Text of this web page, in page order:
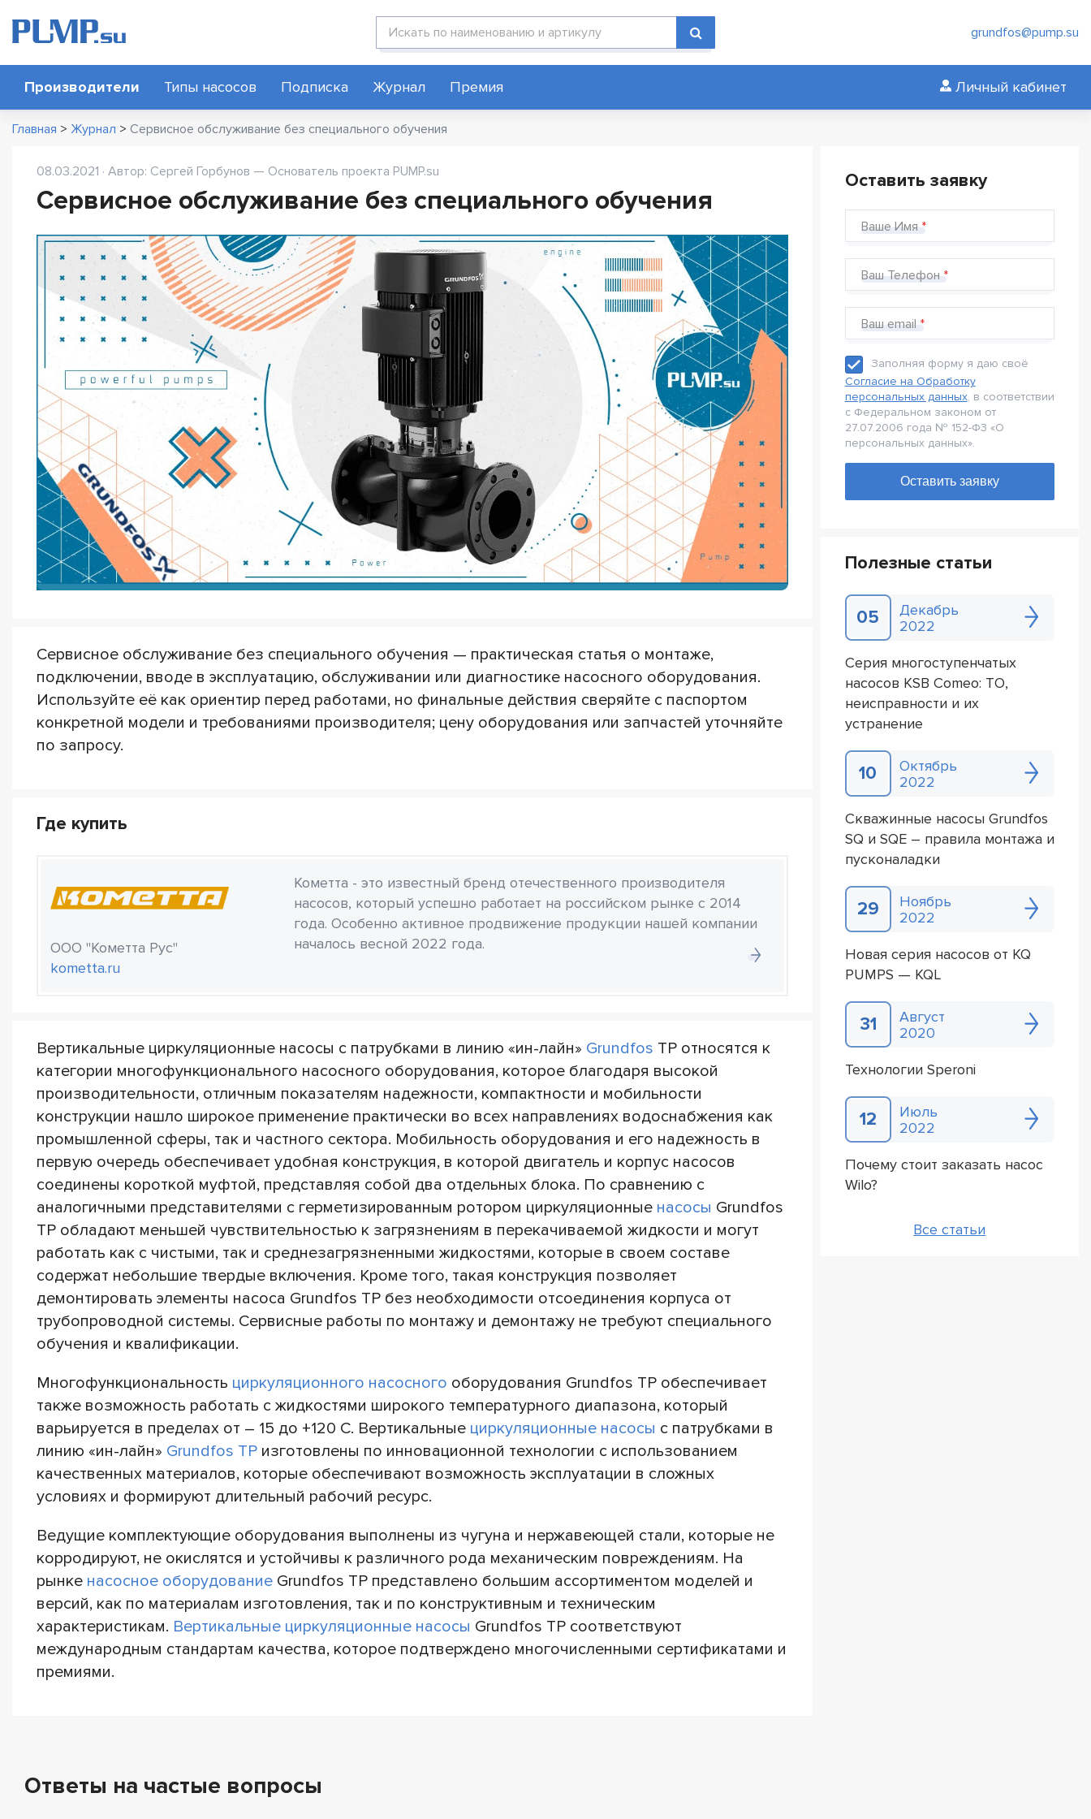
Поиск по каталогу grundfos@pump.su
Производители Типы насосов Подписка Журнал Премия Личный кабинет
Главная > Журнал > Сервисное обслуживание без специального обучения
08.03.2021 · Автор: Сергей Горбунов — Основатель проекта PUMP.su
Сервисное обслуживание без специального обучения
Сервисное обслуживание без специального обучения — практическая статья о монтаже,
подключении, вводе в эксплуатацию, обслуживании или диагностике насосного оборудования.
Используйте её как ориентир перед работами, но финальные действия сверяйте с паспортом
конкретной модели и требованиями производителя; цену оборудования или запчастей уточняйте
по запросу.
Где купить
ООО "Кометта Рус"
kometta.ru
Кометта - это известный бренд отечественного производителя
насосов, который успешно работает на российском рынке с 2014
года. Особенно активное продвижение продукции нашей компании
началось весной 2022 года.
Вертикальные циркуляционные насосы с патрубками в линию «ин-лайн» Grundfos TP относятся к
категории многофункционального насосного оборудования, которое благодаря высокой
производительности, отличным показателям надежности, компактности и мобильности
конструкции нашло широкое применение практически во всех направлениях водоснабжения как
промышленной сферы, так и частного сектора. Мобильность оборудования и его надежность в
первую очередь обеспечивает удобная конструкция, в которой двигатель и корпус насосов
соединены короткой муфтой, представляя собой два отдельных блока. По сравнению с
аналогичными представителями с герметизированным ротором циркуляционные насосы Grundfos
TP обладают меньшей чувствительностью к загрязнениям в перекачиваемой жидкости и могут
работать как с чистыми, так и среднезагрязненными жидкостями, которые в своем составе
содержат небольшие твердые включения. Кроме того, такая конструкция позволяет
демонтировать элементы насоса Grundfos TP без необходимости отсоединения корпуса от
трубопроводной системы. Сервисные работы по монтажу и демонтажу не требуют специального
обучения и квалификации.
Многофункциональность циркуляционного насосного оборудования Grundfos TP обеспечивает
также возможность работать с жидкостями широкого температурного диапазона, который
варьируется в пределах от – 15 до +120 C. Вертикальные циркуляционные насосы с патрубками в
линию «ин-лайн» Grundfos TP изготовлены по инновационной технологии с использованием
качественных материалов, которые обеспечивают возможность эксплуатации в сложных
условиях и формируют длительный рабочий ресурс.
Ведущие комплектующие оборудования выполнены из чугуна и нержавеющей стали, которые не
корродируют, не окислятся и устойчивы к различного рода механическим повреждениям. На
рынке насосное оборудование Grundfos TP представлено большим ассортиментом моделей и
версий, как по материалам изготовления, так и по конструктивным и техническим
характеристикам. Вертикальные циркуляционные насосы Grundfos TP соответствуют
международным стандартам качества, которое подтверждено многочисленными сертификатами и
премиями.
Ответы на частые вопросы
Оставить заявку
Ваше Имя
Ваш Телефон
Ваш email
Заполняя форму я даю своё
Согласие на Обработку
персональных данных, в соответствии
с Федеральном законом от
27.07.2006 года № 152-Ф3 «О
персональных данных».
Полезные статьи
05
Декабрь
2022
Серия многоступенчатых
насосов KSB Comeo: ТО,
неисправности и их
устранение
10
Октябрь
2022
Скважинные насосы Grundfos
SQ и SQE – правила монтажа и
пусконаладки
29
Ноябрь
2022
Новая серия насосов от KQ
PUMPS — KQL
31
Август
2020
Технологии Speroni
12
Июль
2022
Почему стоит заказать насос
Wilo?
Все статьи